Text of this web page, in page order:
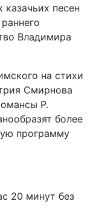
песен
Владимира
на стихи
Смирнова
Р.
более
программу
20 минут без